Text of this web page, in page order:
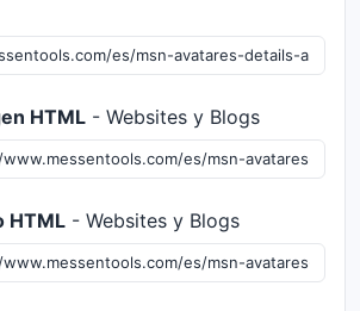
HTML - Websites y Blogs
HTML - Websites y Blogs